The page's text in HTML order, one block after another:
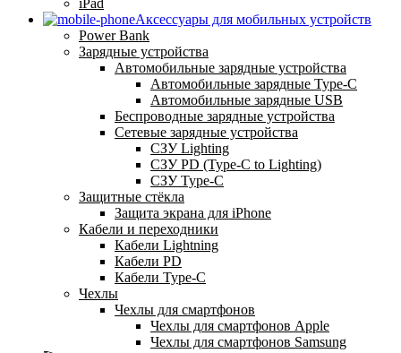
iPad
Аксессуары для мобильных устройств
Power Bank
Зарядные устройства
Автомобильные зарядные устройства
Автомобильные зарядные Type-C
Автомобильные зарядные USB
Беспроводные зарядные устройства
Сетевые зарядные устройства
СЗУ Lighting
СЗУ PD (Type-C to Lighting)
СЗУ Type-C
Защитные стёкла
Защита экрана для iPhone
Кабели и переходники
Кабели Lightning
Кабели PD
Кабели Type-C
Чехлы
Чехлы для смартфонов
Чехлы для смартфонов Apple
Чехлы для смартфонов Samsung